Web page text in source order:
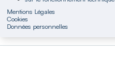
Mentions Légales
Cookies
Données personnelles